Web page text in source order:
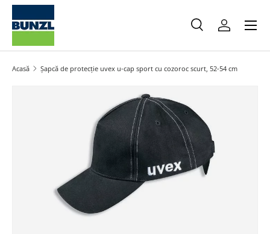
Salt la conținut
Caută
Caută
Meniu
Acasă Șapcă de protecție uvex u-cap sport cu cozoroc scurt, 52-54 cm
Salt la informațiile produsului